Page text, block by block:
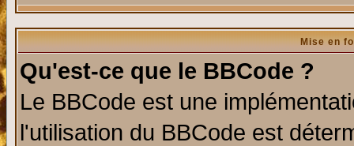
Mise en
Qu'est-ce que le BBCode ?
Le BBCode est une
l'utilisation du BBCode est